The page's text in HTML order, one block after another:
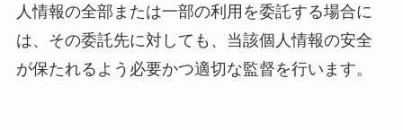
人情報の全部または一部の利用を委託する場合に
は、その委託先に対しても、当該個人情報の安全
が保たれるよう必要かつ適切な監督を行います。